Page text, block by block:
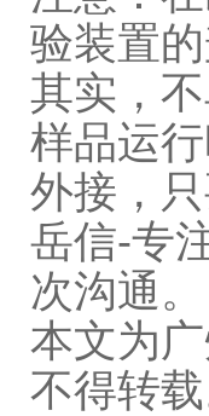
验装置
其实，
样品运
外接，
岳信-专
次沟通。
本文为
不得转